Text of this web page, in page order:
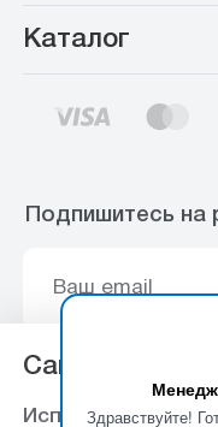
Здравствуйте!
Каталог
Подпишитесь на
© 2003-2025
Сайт
Используя